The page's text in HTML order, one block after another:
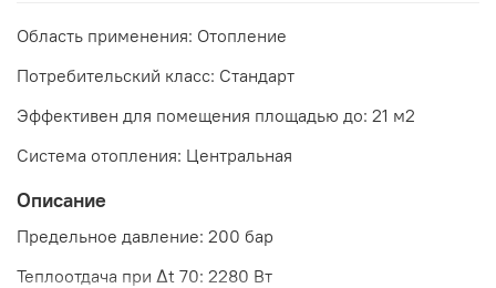
Область применения: Отопление
Потребительский класс: Стандарт
Эффективен для помещения площадью до: 21 м2
Система отопления: Центральная
Описание
Предельное давление: 200 бар
Теплоотдача при Δt 70: 2280 Вт